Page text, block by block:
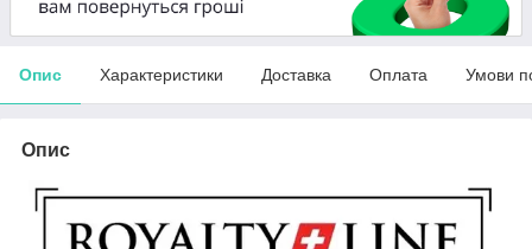
Опис Характеристики Доставка Оплата Умови
Опис